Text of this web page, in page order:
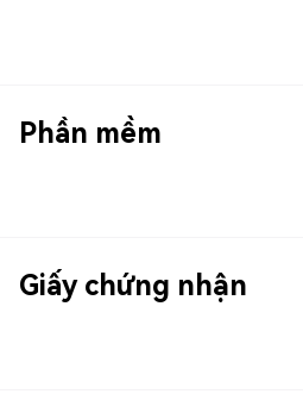
Phần mềm
Giấy chứng nhận